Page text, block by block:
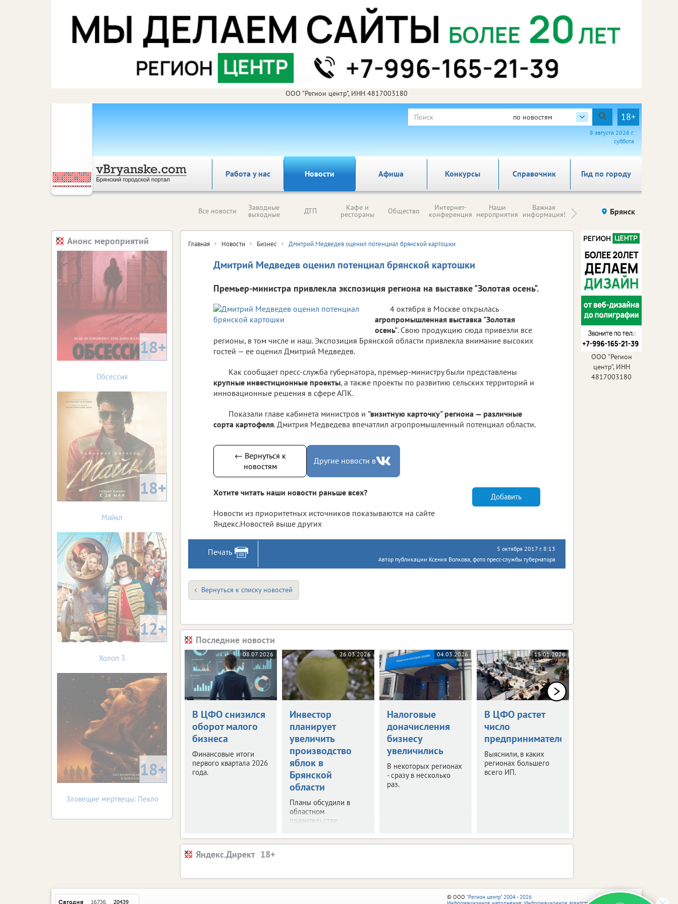
ООО "Регион центр", ИНН 4817003180
по новостям 18+
8 августа 2026 г.
суббота
Работа у нас Новости Афиша Справочник Гид по городу
Конкурсы
Все новости Заводные
выходные ДТП Кафе и
рестораны Общество Интернет-
конференция
Наши
мероприятия
Важная
информация! Происшествия Здоровье
Брянск
Главная Новости Бизнес Дмитрий Медведев оценил потенциал брянской картошки
Дмитрий Медведев оценил потенциал брянской картошки
Премьер-министра привлекла экспозиция региона на выставке "Золотая осень".
4 октября в Москве открылась
агропромышленная выставка "Золотая
осень". Свою продукцию сюда привезли все
регионы, в том числе и наш. Экспозиция Брянской области привлекла внимание высоких
гостей — ее оценил Дмитрий Медведев.
Как сообщает пресс-служба губернатора, премьер-министру были представлены
крупные инвестиционные проекты, а также проекты по развитию сельских территорий и
инновационные решения в сфере АПК.
Показали главе кабинета министров и "визитную карточку" региона — различные
сорта картофеля. Дмитрия Медведева впечатлил агропромышленный потенциал области.
← Вернуться к
новостям
Другие новости в
Хотите читать наши новости раньше всех?
Новости из приоритетных источников показываются на сайте
Яндекс.Новостей выше других
Добавить
Печать
5 октября 2017 г. 8:13
Автор публикации Ксения Волкова, фото пресс-службы губернатора
Вернуться к списку новостей
Последние новости
08.07.2026
В ЦФО снизился
оборот малого
бизнеса
Финансовые итоги
первого квартала 2026
года.
26.03.2026
Инвестор
планирует
увеличить
производство
яблок в
Брянской
области
Планы обсудили в
областном
правительстве.
04.03.2026
Налоговые
доначисления
бизнесу
увеличились
В некоторых регионах
- сразу в несколько
раз.
15.01.2026
В ЦФО растет
число
предпринимателей
Выяснили, в каких
регионах большего
всего ИП.
Яндекс.Директ
Анонс мероприятий
18+
Обсессия
18+
Майкл
12+
Холоп 3
18+
Зловещие мертвецы: Пекло
ООО "Регион
центр", ИНН
4817003180
© ООО "Регион центр" 2004 - 2026